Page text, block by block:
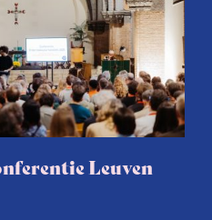
Leuven